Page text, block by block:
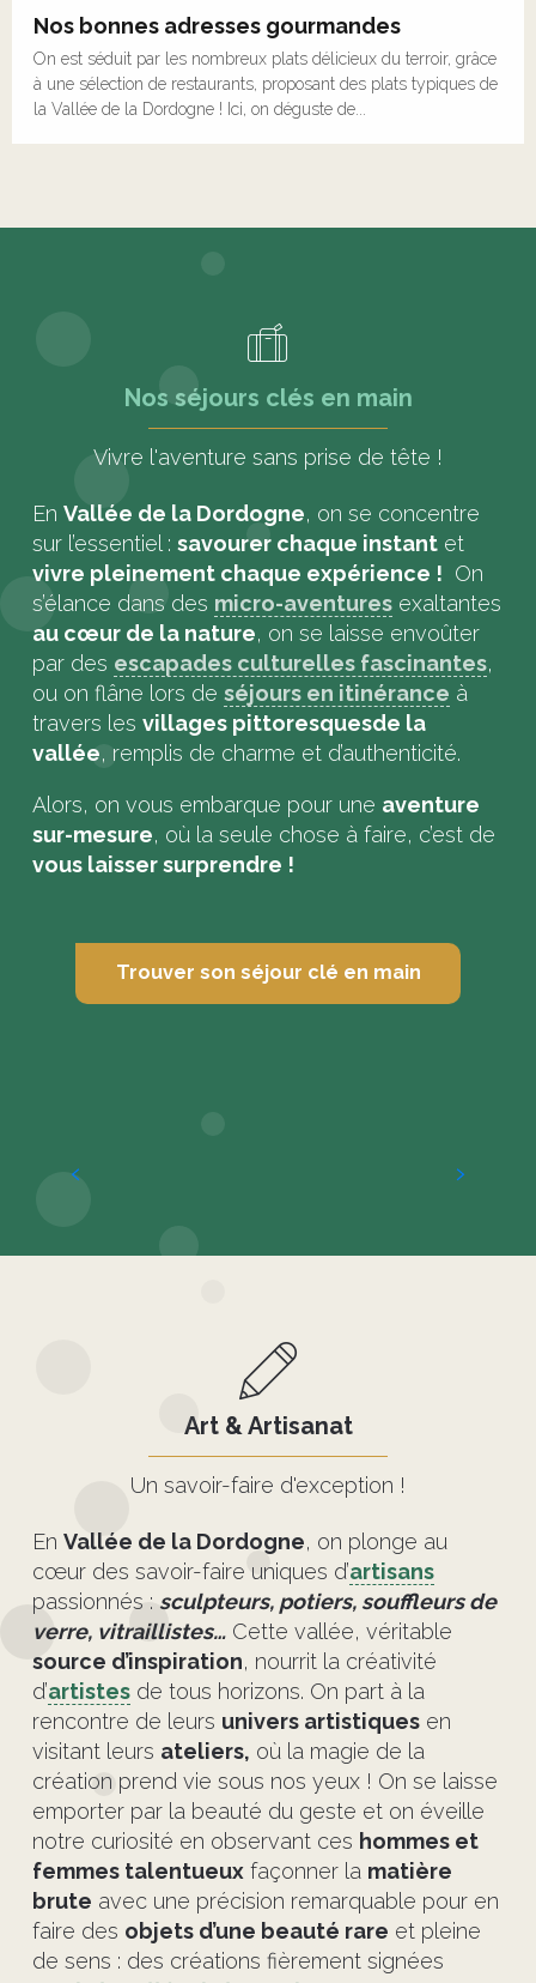
Nos bonnes adresses gourmandes
On est séduit par les nombreux plats délicieux du terroir, grâce
à une sélection de restaurants, proposant des plats typiques de
la Vallée de la Dordogne ! Ici, on déguste de...
Nos séjours clés en main
Vivre l'aventure sans prise de tête !
En Vallée de la Dordogne, on se concentre
sur l’essentiel : savourer chaque instant et
vivre pleinement chaque expérience ! On
s’élance dans des micro-aventures exaltantes
au cœur de la nature, on se laisse envoûter
par des escapades culturelles fascinantes,
ou on flâne lors de séjours en itinérance à
travers les villages pittoresquesde la
vallée, remplis de charme et d’authenticité.
Alors, on vous embarque pour une aventure
sur-mesure, où la seule chose à faire, c’est de
vous laisser surprendre !
Trouver son séjour clé en main
Art & Artisanat
Un savoir-faire d'exception !
En Vallée de la Dordogne, on plonge au
cœur des savoir-faire uniques d’artisans
passionnés : sculpteurs, potiers, souffleurs de
verre, vitraillistes… Cette vallée, véritable
source d’inspiration, nourrit la créativité
d’artistes de tous horizons. On part à la
rencontre de leurs univers artistiques en
visitant leurs ateliers, où la magie de la
création prend vie sous nos yeux ! On se laisse
emporter par la beauté du geste et on éveille
notre curiosité en observant ces hommes et
femmes talentueux façonner la matière
brute avec une précision remarquable pour en
faire des objets d’une beauté rare et pleine
de sens : des créations fièrement signées